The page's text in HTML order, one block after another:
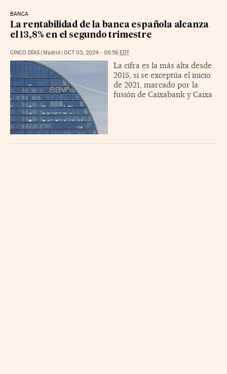
BANCA
La rentabilidad de la banca española alcanza
el 13,8% en el segundo trimestre
CINCO DÍAS Madrid OCT 03, 2024 - 06:56 EDT
La cifra es la más alta desde
2015, si se exceptúa el inicio
de 2021, marcado por la
fusión de Caixabank y Caixa